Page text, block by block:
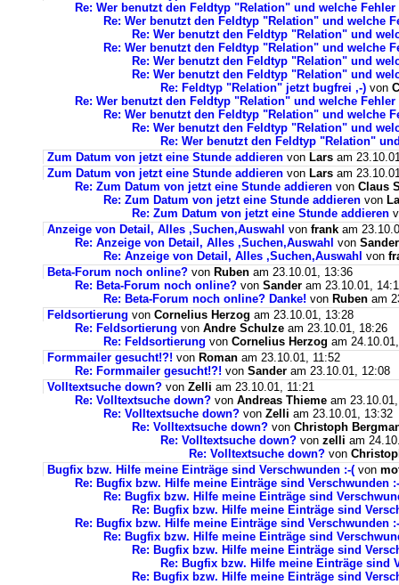
Re: Wer benutzt den Feldtyp "Relation" und welche
Re: Wer benutzt den Feldtyp "Relation" und welche
Re: Wer benutzt den Feldtyp "Relation" und
Re: Wer benutzt den Feldtyp "Relation" und welche
Re: Wer benutzt den Feldtyp "Relation" und
Re: Wer benutzt den Feldtyp "Relation" und
Re: Feldtyp "Relation" jetzt bugfrei ,-) von
Re: Wer benutzt den Feldtyp "Relation" und welche
Re: Wer benutzt den Feldtyp "Relation" und welche
Re: Wer benutzt den Feldtyp "Relation" und
Re: Wer benutzt den Feldtyp "Relation"
Zum Datum von jetzt eine Stunde addieren von Lars am
Zum Datum von jetzt eine Stunde addieren von Lars am
Re: Zum Datum von jetzt eine Stunde addieren von Claus
Re: Zum Datum von jetzt eine Stunde addieren von
Re: Zum Datum von jetzt eine Stunde addieren
Anzeige von Detail, Alles ,Suchen,Auswahl von frank am
Re: Anzeige von Detail, Alles ,Suchen,Auswahl von Sander
Re: Anzeige von Detail, Alles ,Suchen,Auswahl von
Beta-Forum noch online? von Ruben am 23.10.01, 13:36
Re: Beta-Forum noch online? von Sander am 23.10.01,
Re: Beta-Forum noch online? Danke! von Ruben am
Feldsortierung von Cornelius Herzog am 23.10.01, 13:28
Re: Feldsortierung von Andre Schulze am 23.10.01, 18:26
Re: Feldsortierung von Cornelius Herzog am
Formmailer gesucht!?! von Roman am 23.10.01, 11:52
Re: Formmailer gesucht!?! von Sander am 23.10.01, 12:08
Volltextsuche down? von Zelli am 23.10.01, 11:21
Re: Volltextsuche down? von Andreas Thieme am
Re: Volltextsuche down? von Zelli am 23.10.01, 13:32
Re: Volltextsuche down? von Christoph
Re: Volltextsuche down? von zelli am
Re: Volltextsuche down? von
Bugfix bzw. Hilfe meine Einträge sind Verschwunden :-( von
Re: Bugfix bzw. Hilfe meine Einträge sind Verschwunden
Re: Bugfix bzw. Hilfe meine Einträge sind
Re: Bugfix bzw. Hilfe meine Einträge sind
Re: Bugfix bzw. Hilfe meine Einträge sind Verschwunden
Re: Bugfix bzw. Hilfe meine Einträge sind
Re: Bugfix bzw. Hilfe meine Einträge sind
Re: Bugfix bzw. Hilfe meine Einträge sind
Re: Bugfix bzw. Hilfe meine Einträge sind